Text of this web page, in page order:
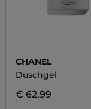
CHANEL
Duschgel
€ 62,99